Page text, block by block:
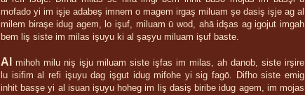
mofado yi im işje adabeş imnem o magem irgaş miluam şe dasiş işje ag al
milem biraşe idug agem, lo işuf, miluam ū wod, ahā idşas ag igojut imgah
bem liş siste im milas işuyu ki al şaşyu miluam işuf baste.
Al
mihoh milu niş işju miluam siste işfas im milas, ah danob, siste irşire
lu isifim al refi işuyu dag işgut idug mifohe yi sig fagō. Difho siste emig
inhit basşe yi al isuan işuyu hoheg im liş dasiş biribe idug agem, im mojas